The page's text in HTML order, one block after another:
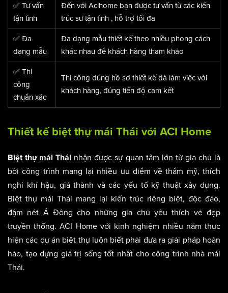
✅ Tư vấn
tận tình
Đến với Acihome bạn được tư vấn từ các kiến
trúc sư tận tình , hỗ trợ tối đa
✅ Đa
dạng mẫu
Đa dạng mẫu thiết kế theo nhiều phong cách
khác nhau để khách hàng tham khảo
✅ Thi
công
chuẩn xác
Thi công đúng hồ sơ thiết kế đã làm việc với
khách hàng, đúng tiến độ cam kết
Thiết kế biệt thự mái Thái với ACI Home
Biệt thự mái Thái nhận được sự quan tâm lớn từ gia chủ là
bởi công trình mang lại nhiều ưu điểm về thẩm mỹ, thích
nghi khí hậu, giá thành và các yếu tố kỹ thuật xây dựng.
Biệt thự mái Thái mang lại kiến trúc riêng biệt, độc đáo,
đậm nét Á Đông cho những gia chủ yêu thích vẻ đẹp
truyền thống. ACI Home với kinh nghiệm nhiều năm thực
hiện các dự án biệt thự luôn biết phải đưa ra giải pháp hoàn
hảo, tạo dựng giá trị sống tốt nhất cho công trình nhà mái
Thái.